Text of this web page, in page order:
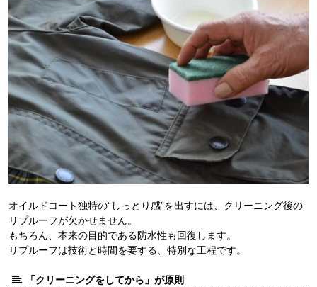
オイルドコート独特の“しっとり感”を出すには、クリーニング後の
リプルーフが欠かせません。
もちろん、本来の目的である防水性も回復します。
リプルーフは技術と時間を要する、特別な工程です。
「クリーニングをしてから」が原則